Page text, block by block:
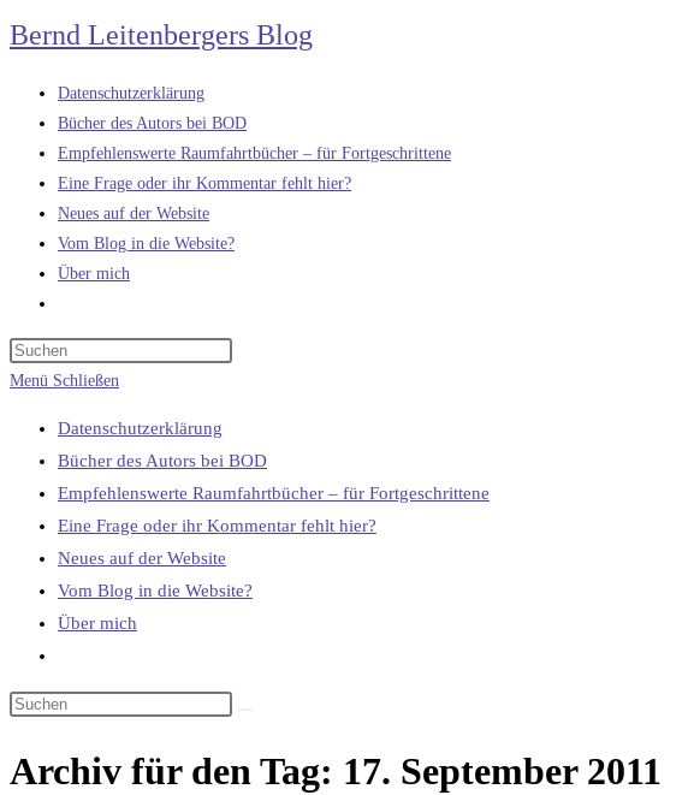
Zum
Inhalt
springen
Bernd Leitenbergers Blog
Datenschutzerklärung
Bücher des Autors bei BOD
Empfehlenswerte Raumfahrtbücher – für Fortgeschrittene
Eine Frage oder ihr Kommentar fehlt hier?
Neues auf der Website
Vom Blog in die Website?
Über mich
umschalten
Menü Schließen
Datenschutzerklärung
Bücher des Autors bei BOD
Empfehlenswerte Raumfahrtbücher – für Fortgeschrittene
Eine Frage oder ihr Kommentar fehlt hier?
Neues auf der Website
Vom Blog in die Website?
Über mich
umschalten
Archiv für den Tag: 17. September 2011